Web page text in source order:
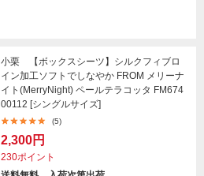
小栗 【ボックスシーツ】シルクフィブロ
イン加工ソフトでしなやか FROM メリーナ
イト(MerryNight) ペールテラコッタ FM674
00112 [シングルサイズ]
(5)
2,300円
230ポイント